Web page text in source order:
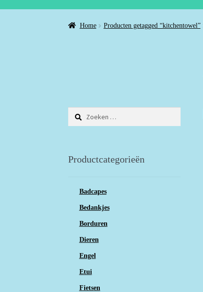
Home Producten getagged “kitchentowel”
naar:
Productcategorieën
Badcapes
Bedankjes
Borduren
Dieren
Engel
Etui
Fietsen